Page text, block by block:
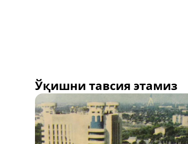
Ўқишни тавсия этамиз